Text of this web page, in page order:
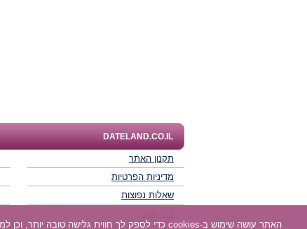
DATELAND.CO.IL
תקנון האתר
מדיניות הפרטיות
שאלות נפוצות
האתר עושה שימוש ב-cookies כדי לספק לך חווית גלישה טובה יותר, וכן למטרות סטטיסטיקה, אפיון ושיווק. למידע נוסף